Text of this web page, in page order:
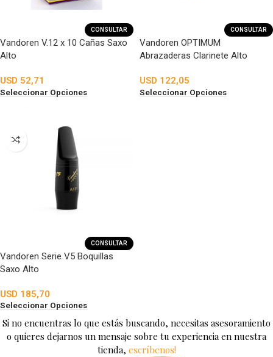
CONSULTAR
Vandoren V.12 x 10 Cañas Saxo
Alto
USD 52,71
Seleccionar Opciones
CONSULTAR
Vandoren OPTIMUM
Abrazaderas Clarinete Alto
USD 122,05
Seleccionar Opciones
CONSULTAR
Vandoren Serie V5 Boquillas
Saxo Alto
USD 185,70
Seleccionar Opciones
Si no encuentras lo que estás buscando, necesitas asesoramiento
o quieres dejarnos un mensaje sobre tu experiencia en nuestra
tienda, escríbenos!